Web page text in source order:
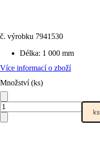
č. výrobku 7941530
Délka: 1 000 mm
Více informací o zboží
Množství (ks)
ks